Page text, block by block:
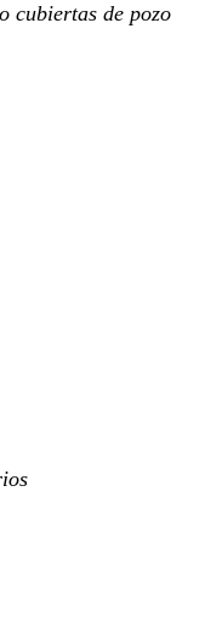
cubiertas de pozo